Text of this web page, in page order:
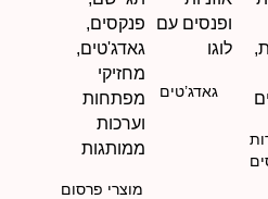
גאדג’טים
מוצרי פרסום